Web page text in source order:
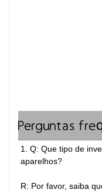
Perguntas
1. Q: Que tipo de
aparelhos?
R: Por favor, saiba